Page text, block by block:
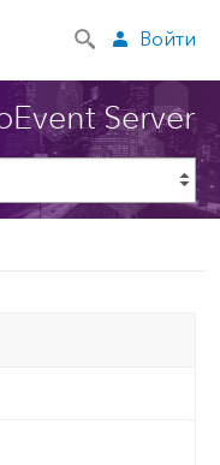
Войти
Server